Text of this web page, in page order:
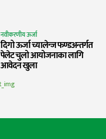
नवीकरणीय ऊर्जा
दिगो ऊर्जा च्यालेन्ज फण्डअन्तर्गत
पेलेट चुलो आयोजनाका लागि
आवेदन खुला